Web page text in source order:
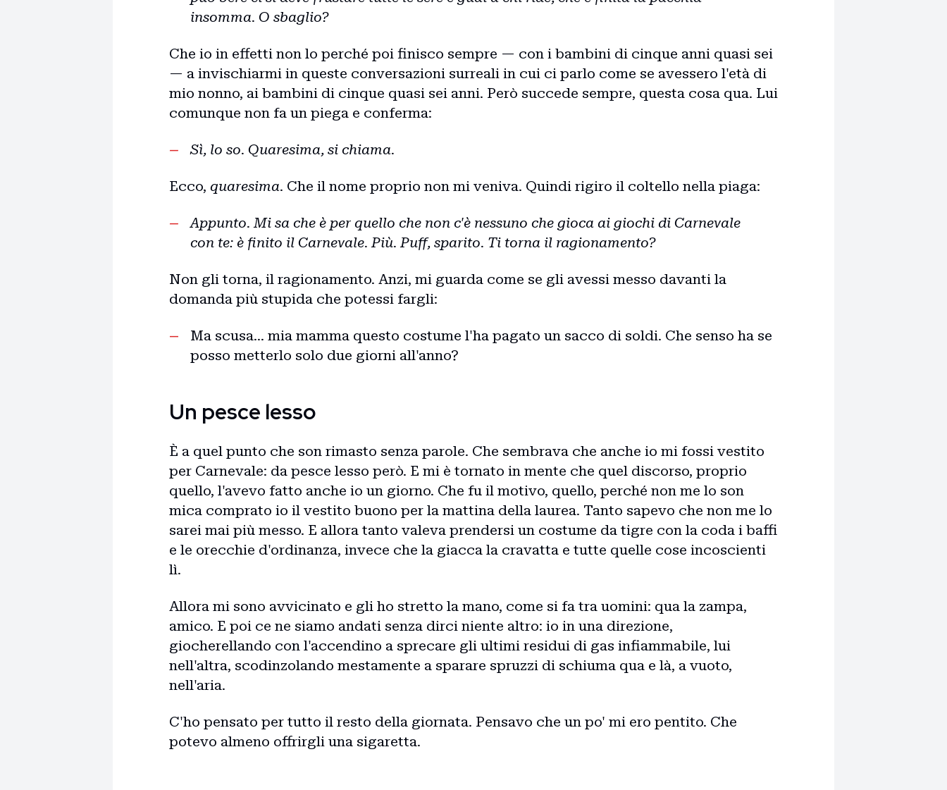
insomma. O sbaglio?
Che io in effetti non lo perché poi finisco sempre — con i bambini di cinque anni quasi sei
— a invischiarmi in queste conversazioni surreali in cui ci parlo come se avessero l'età di
mio nonno, ai bambini di cinque quasi sei anni. Però succede sempre, questa cosa qua. Lui
comunque non fa un piega e conferma:
Sì, lo so. Quaresima, si chiama.
Ecco, quaresima. Che il nome proprio non mi veniva. Quindi rigiro il coltello nella piaga:
Appunto. Mi sa che è per quello che non c'è nessuno che gioca ai giochi di Carnevale
con te: è finito il Carnevale. Più. Puff, sparito. Ti torna il ragionamento?
Non gli torna, il ragionamento. Anzi, mi guarda come se gli avessi messo davanti la
domanda più stupida che potessi fargli:
Ma scusa… mia mamma questo costume l'ha pagato un sacco di soldi. Che senso ha se
posso metterlo solo due giorni all'anno?
Un pesce lesso
È a quel punto che son rimasto senza parole. Che sembrava che anche io mi fossi vestito
per Carnevale: da pesce lesso però. E mi è tornato in mente che quel discorso, proprio
quello, l'avevo fatto anche io un giorno. Che fu il motivo, quello, perché non me lo son
mica comprato io il vestito buono per la mattina della laurea. Tanto sapevo che non me lo
sarei mai più messo. E allora tanto valeva prendersi un costume da tigre con la coda i baffi
e le orecchie d'ordinanza, invece che la giacca la cravatta e tutte quelle cose incoscienti
lì.
Allora mi sono avvicinato e gli ho stretto la mano, come si fa tra uomini: qua la zampa,
amico. E poi ce ne siamo andati senza dirci niente altro: io in una direzione,
giocherellando con l'accendino a sprecare gli ultimi residui di gas infiammabile, lui
nell'altra, scodinzolando mestamente a sparare spruzzi di schiuma qua e là, a vuoto,
nell'aria.
C'ho pensato per tutto il resto della giornata. Pensavo che un po' mi ero pentito. Che
potevo almeno offrirgli una sigaretta.